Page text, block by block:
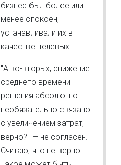
бизнес был более или
менее спокоен,
устанавливали их в
качестве целевых.
"А во-вторых, снижение
среднего времени
решения абсолютно
необязательно связано
с увеличением затрат,
верно?" — не согласен.
Считаю, что не верно.